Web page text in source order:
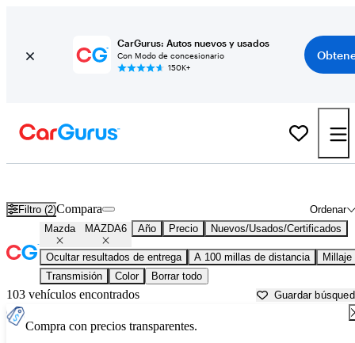
CarGurus: Autos nuevos y usados
Con Modo de concesionario
150K+
Filtro (2) Ordenar
Compara
Mazda MAZDA6 Año Precio Nuevos/Usados/Certificados
Ocultar resultados de entrega A 100 millas de distancia
Millaje
Transmisión
Color Borrar todo
103 vehículos encontrados Guardar
Compra con precios transparentes.